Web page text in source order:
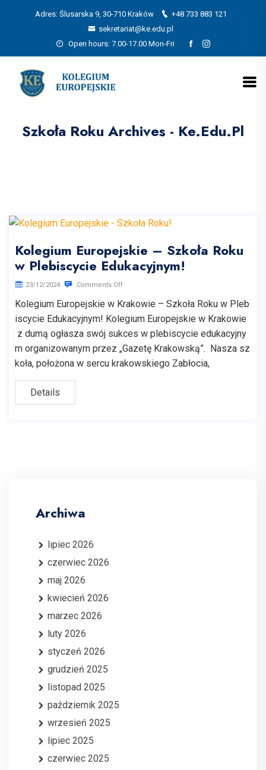
Adres: Ślusarska 9, 30-710 Kraków
+48 733 883 121
sekretariat@ke.edu.pl
Open hours: 7.00-17.00 Mon-Fri
Szkoła Roku Archives - Ke.edu.pl
Kolegium Europejskie – Szkoła Roku
w Plebiscycie Edukacyjnym!
23/12/2024 Comments Off
Kolegium Europejskie w Krakowie – Szkoła Roku w Pleb
iscycie Edukacyjnym! Kolegium Europejskie w Krakowie
z dumą ogłasza swój sukces w plebiscycie edukacyjny
m organizowanym przez „Gazetę Krakowską”. Nasza sz
koła, położona w sercu krakowskiego Zabłocia,
Details
Archiwa
lipiec 2026
czerwiec 2026
maj 2026
kwiecień 2026
marzec 2026
luty 2026
styczeń 2026
grudzień 2025
listopad 2025
październik 2025
wrzesień 2025
lipiec 2025
czerwiec 2025